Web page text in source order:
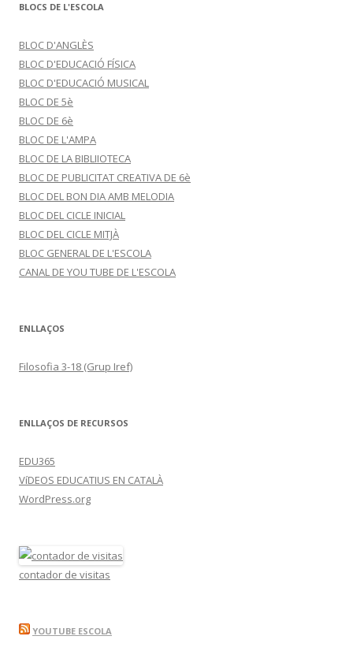
BLOCS DE L'ESCOLA
BLOC D'ANGLÈS
BLOC D'EDUCACIÓ FÍSICA
BLOC D'EDUCACIÓ MUSICAL
BLOC DE 5è
BLOC DE 6è
BLOC DE L'AMPA
BLOC DE LA BIBLIIOTECA
BLOC DE PUBLICITAT CREATIVA DE 6è
BLOC DEL BON DIA AMB MELODIA
BLOC DEL CICLE INICIAL
BLOC DEL CICLE MITJÀ
BLOC GENERAL DE L'ESCOLA
CANAL DE YOU TUBE DE L'ESCOLA
ENLLAÇOS
Filosofia 3-18 (Grup Iref)
ENLLAÇOS DE RECURSOS
EDU365
VíDEOS EDUCATIUS EN CATALÀ
WordPress.org
contador de visitas
YOUTUBE ESCOLA